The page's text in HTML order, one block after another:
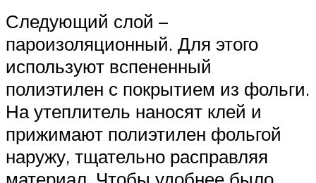
Следующий слой –
пароизоляционный. Для этого
используют вспененный
полиэтилен с покрытием из фольги.
На утеплитель наносят клей и
прижимают полиэтилен фольгой
наружу, тщательно расправляя
материал. Чтобы удобнее было